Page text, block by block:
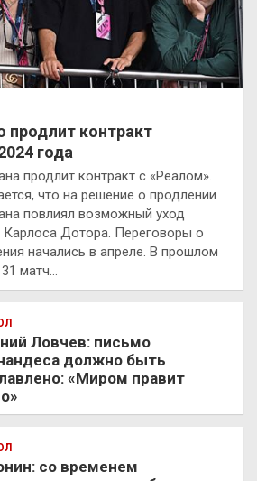
продлит контракт
года
продлит контракт с «Реалом».
что на решение о продлении
повлиял возможный уход
Дотора. Переговоры о
начались в апреле. В прошлом
матч…
Ловчев: письмо
должно быть
«Миром правит
со временем